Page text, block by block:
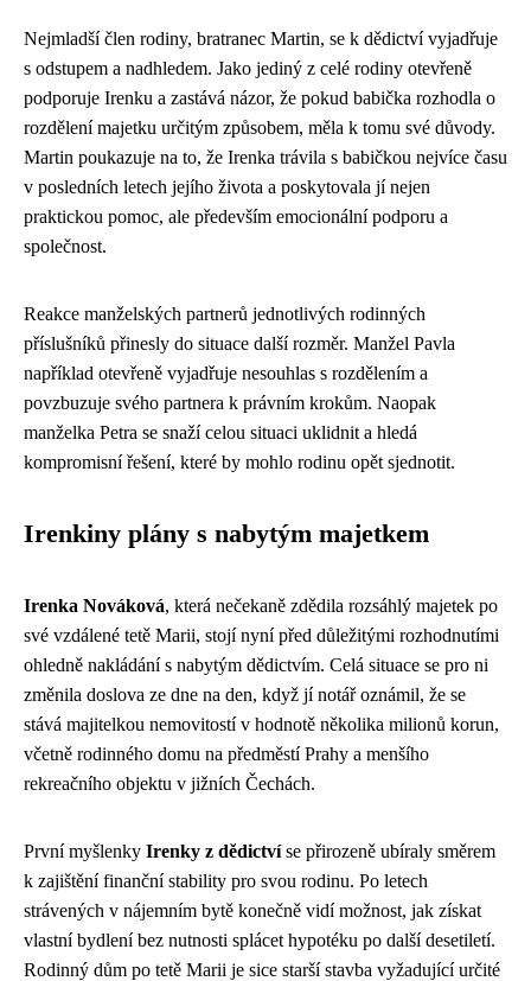
Nejmladší člen rodiny, bratranec Martin, se k dědictví vyjadřuje
s odstupem a nadhledem. Jako jediný z celé rodiny otevřeně
podporuje Irenku a zastává názor, že pokud babička rozhodla o
rozdělení majetku určitým způsobem, měla k tomu své důvody.
Martin poukazuje na to, že Irenka trávila s babičkou nejvíce času
v posledních letech jejího života a poskytovala jí nejen
praktickou pomoc, ale především emocionální podporu a
společnost.
Reakce manželských partnerů jednotlivých rodinných
příslušníků přinesly do situace další rozměr. Manžel Pavla
například otevřeně vyjadřuje nesouhlas s rozdělením a
povzbuzuje svého partnera k právním krokům. Naopak
manželka Petra se snaží celou situaci uklidnit a hledá
kompromisní řešení, které by mohlo rodinu opět sjednotit.
Irenkiny plány s nabytým majetkem
Irenka Nováková, která nečekaně zdědila rozsáhlý majetek po
své vzdálené tetě Marii, stojí nyní před důležitými rozhodnutími
ohledně nakládání s nabytým dědictvím. Celá situace se pro ni
změnila doslova ze dne na den, když jí notář oznámil, že se
stává majitelkou nemovitostí v hodnotě několika milionů korun,
včetně rodinného domu na předměstí Prahy a menšího
rekreačního objektu v jižních Čechách.
První myšlenky Irenky z dědictvíse přirozeně ubíraly směrem
k zajištění finanční stability pro svou rodinu. Po letech
strávených v nájemním bytě konečně vidí možnost, jak získat
vlastní bydlení bez nutnosti splácet hypotéku po další desetiletí.
Rodinný dům po tetě Marii je sice starší stavba vyžadující určité